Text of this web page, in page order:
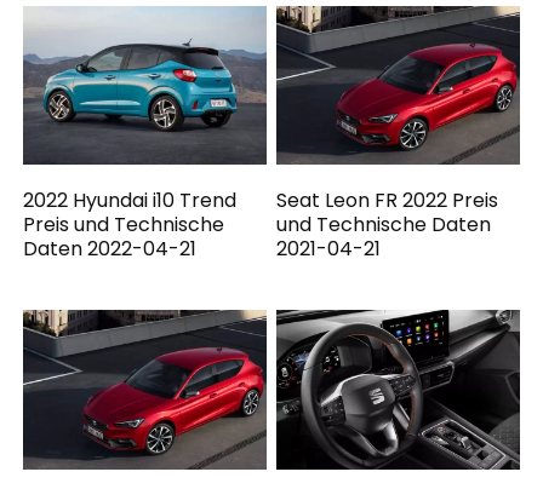
2022 Hyundai i10 Trend
Preis und Technische
Daten 2022-04-21
Seat Leon FR 2022 Preis
und Technische Daten
2021-04-21